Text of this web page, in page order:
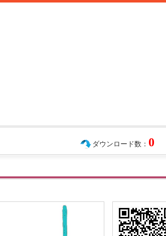
ダウンロード数： 0